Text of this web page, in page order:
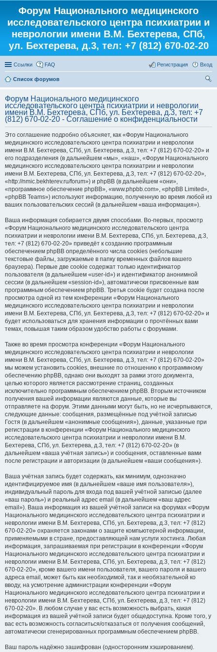
Форум Национального медицинского
исследовательского центра психиатрии и
неврологии имени В.М. Бехтерева, СПб,
ул. Бехтерева, д.3, тел: +7 (812) 670-02-20
Ссылки FAQ Вход
Регистрация
Список форумов
Форум Национального медицинского
исследовательского центра психиатрии и неврологии
имени В.М. Бехтерева, СПб, ул. Бехтерева, д.3, тел: +7
(812) 670-02-20 - Соглашение о конфиденциальности
Это соглашение подробно объясняет, как «Форум Национального
медицинского исследовательского центра психиатрии и неврологии
имени В.М. Бехтерева, СПб, ул. Бехтерева, д.3, тел: +7 (812) 670-02-20» и
его подразделения (в дальнейшем «мы», «наш», «Форум Национального
медицинского исследовательского центра психиатрии и неврологии
имени В.М. Бехтерева, СПб, ул. Бехтерева, д.3, тел: +7 (812) 670-02-20»,
«http://nmic.bekhterev.ru/forum») и phpBB (в дальнейшем «они»,
«программное обеспечение phpBB», «www.phpbb.com», «phpBB Limited»,
«phpBB Teams») используют информацию, полученную во время любой из
ваших пользовательских сессий (в дальнейшем «ваша информация»).
Ваша информация собирается двумя способами. Во-первых, просмотр
«Форум Национального медицинского исследовательского центра
психиатрии и неврологии имени В.М. Бехтерева, СПб, ул. Бехтерева, д.3,
тел: +7 (812) 670-02-20» приведёт к созданию программным
обеспечением phpBB определённого числа cookies (небольшие
текстовые файлы, загружаемые в папку временных файлов вашего
браузера). Первые две cookie содержат только идентификатор
пользователя (в дальнейшем «user-id») и идентификатор анонимной
сессии (в дальнейшем «session-id»), автоматически присвоенные вам
программным обеспечением phpBB. Третья cookie будет создана после
просмотра одной из тем конференции «Форум Национального
медицинского исследовательского центра психиатрии и неврологии
имени В.М. Бехтерева, СПб, ул. Бехтерева, д.3, тел: +7 (812) 670-02-20» и
будет использоваться для хранения информации о прочтённых вами
темах, повышая таким образом удобство работы с форумами.
Также во время просмотра конференции «Форум Национального
медицинского исследовательского центра психиатрии и неврологии
имени В.М. Бехтерева, СПб, ул. Бехтерева, д.3, тел: +7 (812) 670-02-20»
мы можем установить cookies, внешние по отношению к программному
обеспечению phpBB, однако они выходят за рамки этого документа,
целью которого является рассмотрение страниц, созданных
исключительно программным обеспечением phpBB. Вторым источником
получения вашей информации являются данные, которые вы
отправляете на форум. Этими данными могут быть, но не исчерпываются,
следующие данные: сообщения, размещённые под учётной записью
Гостя (в дальнейшем «анонимные сообщения»), данные, указанные при
регистрации в конференции «Форум Национального медицинского
исследовательского центра психиатрии и неврологии имени В.М.
Бехтерева, СПб, ул. Бехтерева, д.3, тел: +7 (812) 670-02-20» (в
дальнейшем «ваша учётная запись») и сообщения, оставленные вами
после регистрации и авторизации (в дальнейшем «ваши сообщения»).
Ваша учётная запись будет содержать, как минимум, однозначно
идентифицируемое имя (в дальнейшем «ваше имя пользователя»),
индивидуальный пароль для входа под вашей учётной записью (далее
«ваш пароль») и реальный адрес email (в дальнейшем «ваш адрес
email»). Ваша информация из вашей учётной записи на форумах «Форум
Национального медицинского исследовательского центра психиатрии и
неврологии имени В.М. Бехтерева, СПб, ул. Бехтерева, д.3, тел: +7 (812)
670-02-20» охраняется законами о защите компьютерной информации,
применяемыми в стране, предоставляющей нам услуги хостинга. Любая
информация, запрашиваемая при регистрации в конференции «Форум
Национального медицинского исследовательского центра психиатрии и
неврологии имени В.М. Бехтерева, СПб, ул. Бехтерева, д.3, тел: +7 (812)
670-02-20», кроме вашего имени пользователя, вашего пароля и вашего
адреса email, может быть как необходимой, так и необязательной ко
вводу, на усмотрение администрации конференции «Форум
Национального медицинского исследовательского центра психиатрии и
неврологии имени В.М. Бехтерева, СПб, ул. Бехтерева, д.3, тел: +7 (812)
670-02-20». В любом случае у вас есть возможность выбрать, какая
информация из вашей учётной записи будет общедоступна. Кроме того, у
вас есть возможность согласиться/отказаться от получения сообщений,
автоматически сгенерированных программным обеспечением phpBB.
Ваш пароль надёжно зашифрован (односторонним хэшированием).